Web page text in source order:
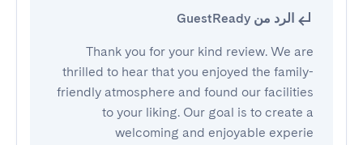
الرد من GuestReady
Thank you for your kind review. We are
thrilled to hear that you enjoyed the family-
friendly atmosphere and found our facilities
to your liking. Our goal is to create a
welcoming and enjoyable experie